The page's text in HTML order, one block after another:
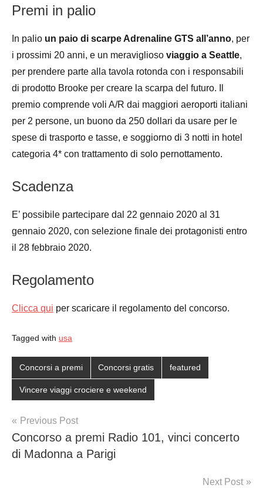
Premi in palio
In palio un paio di scarpe Adrenaline GTS all’anno, per
i prossimi 20 anni, e un meraviglioso viaggio a Seattle,
per prendere parte alla tavola rotonda con i responsabili
di prodotto Brooke per creare la scarpa del futuro. Il
premio comprende voli A/R dai maggiori aeroporti italiani
per 2 persone, un buono da 250 dollari da usare per le
spese di trasporto e tasse, e soggiorno di 3 notti in hotel
categoria 4* con trattamento di solo pernottamento.
Scadenza
E’ possibile partecipare dal 22 gennaio 2020 al 31
gennaio 2020, con selezione finale dei protagonisti entro
il 28 febbraio 2020.
Regolamento
Clicca qui per scaricare il regolamento del concorso.
Tagged with usa
Concorsi a premi Concorsi gratis featured
Vincere viaggi crociere e weekend
Post
navigation
Previous Post
Concorso a premi Radio 101, vinci concerto
di Madonna a Parigi
Next Post